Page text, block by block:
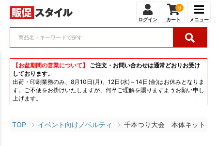
ログイン
0
カート メニュー
【お盆期間の営業について】
ご注文・お問い合わせは通常どおりお受け
しております。
出荷・印刷業務のみ、8月10日(月)、12日(水)～14日(金)はお休みとなりま
す。ご不便をお掛けいたしますが、何卒ご理解を賜りますようお願い申し
上げます。
TOP イベント向けノベルティ 千本つり大会 本体キット